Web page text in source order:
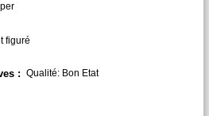
figuré
: Qualité: Bon Etat